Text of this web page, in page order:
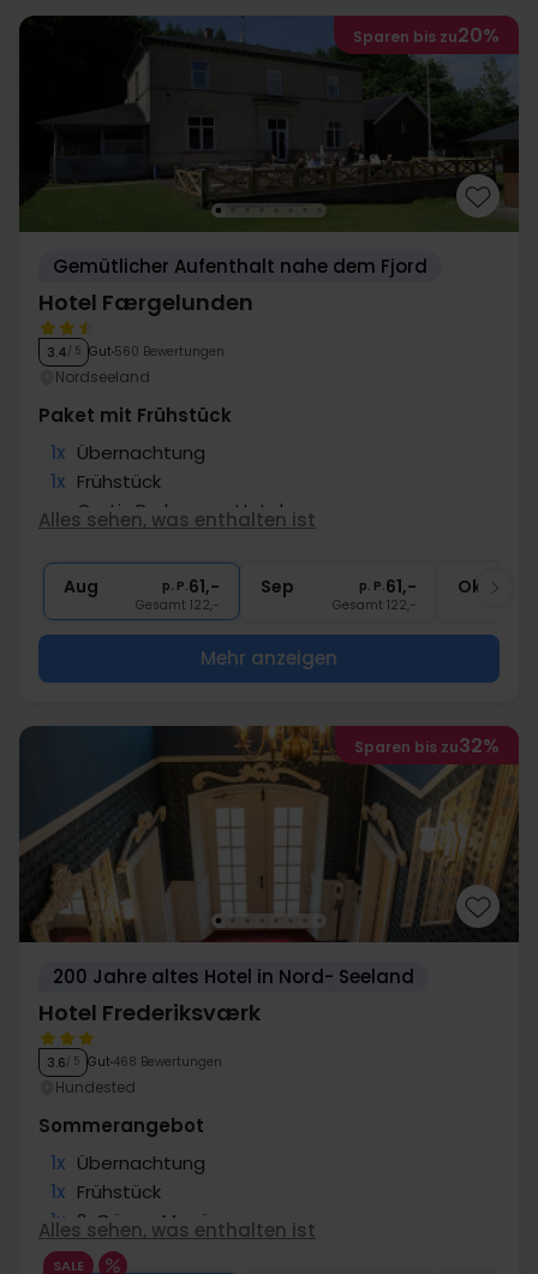
Sparen bis zu20%
Gemütlicher Aufenthalt nahe dem Fjord
Hotel Færgelunden
3.4/ 5 Gut 560 Bewertungen
Nordseeland
Paket mit Frühstück
1x Übernachtung
1x Frühstück
∞ Gratis Parken am Hotel
∞ Gratis Internet
Alles sehen, was enthalten ist
Aug p. P.61,-
Gesamt 122,-
Sep p. P.61,-
Gesamt 122,-
Okt
Mehr anzeigen
Sparen bis zu32%
200 Jahre altes Hotel in Nord- Seeland
Hotel Frederiksværk
3.6/ 5 Gut 468 Bewertungen
Hundested
Sommerangebot
1x Übernachtung
1x Frühstück
1x 2-Gänge Menü
1x Snacks vor dem Essen
Alles sehen, was enthalten ist
SALE